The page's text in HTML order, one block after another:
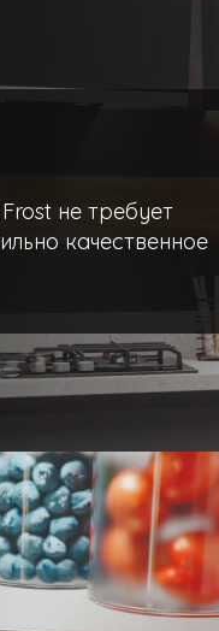
не требует
качественное